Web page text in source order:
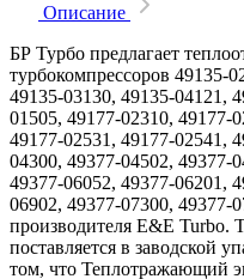
Описание
БР Турбо предлагает
турбокомпрессоров 49135-
49135-03130, 49135-04121,
01505, 49177-02310, 49177-
49177-02531, 49177-02541,
04300, 49377-04502, 49377-
49377-06052, 49377-06201,
06902, 49377-07300, 49377-
производителя E&E Turbo.
поставляется в заводской
том, что Теплотражающий